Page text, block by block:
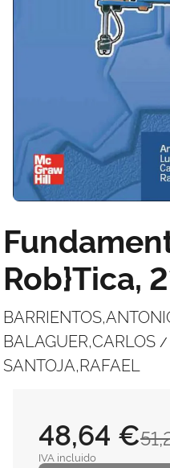
Rob}Tica,
BALAGUER,CARLOS /
SANTOJA,RAFAEL
48,64 €
IVA incluido